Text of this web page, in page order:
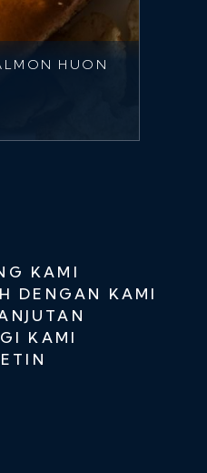
HUON
KAMI
DENGAN KAMI
KAMI